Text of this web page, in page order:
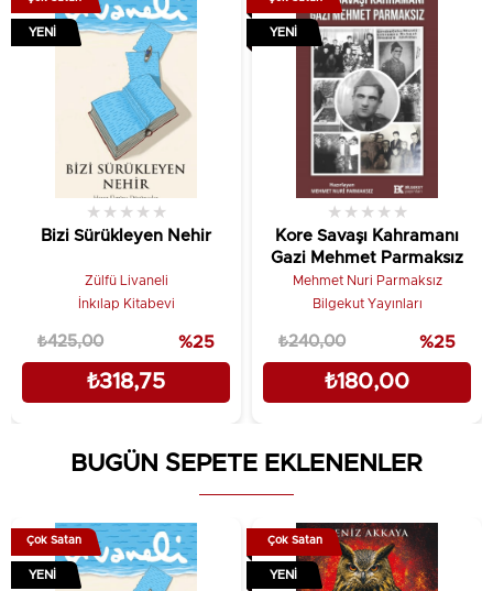
Baskı Boyutu: 13,50 x 21
Baskı Sayısı: 1. Baskı
Kağıt Cinsi: 2. Hamur Kitap Kağıdı
Cilt Tipi: Citsiz
Düzeltmen: Cem Şahin
Çevirmen: Anıl Çağla Şahin
Sayfa Sayısı: 42
Bizi Sürükleyen Nehir
★ ★ ★ ★ ★
Zülfü Livaneli
İnkılap Kitabevi
₺318,75
₺425,00 %25
YENI
Kore Savaşı Kahramanı
Gazi Mehmet Parmaksız
★ ★ ★ ★ ★
Mehmet Nuri Parmaksız
Bilgekut Yayınları
₺180,00
₺240,00 %25
YENI
BUGÜN SEPETE EKLENENLER
Çok Satan
YENI
Çok Satan
YENI